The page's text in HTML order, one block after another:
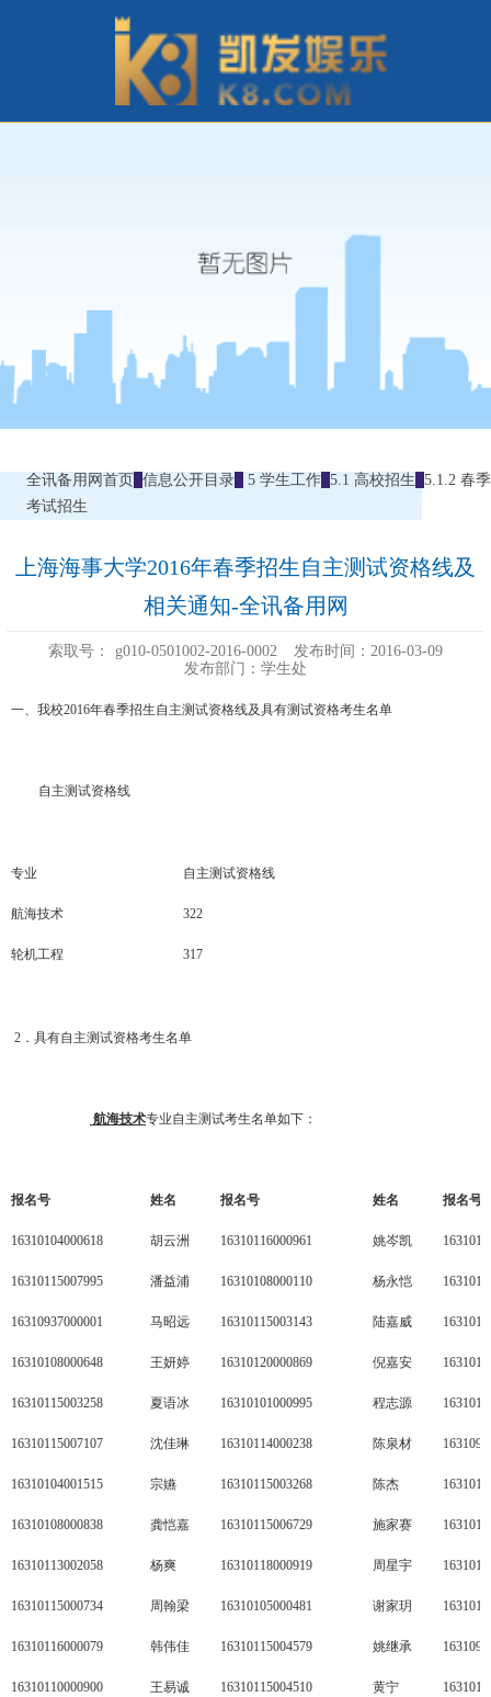
全讯备用网首页 信息公开目录 5 学生工作 5.1 高校招生 5.1.2 春季
考试招生
上海海事大学2016年春季招生自主测试资格线及
相关通知-全讯备用网
索取号： g010-0501002-2016-0002
发布时间：2016-03-09
发布部门：学生处
一、我校2016年春季招生自主测试资格线及具有测试资格考生名单
自主测试资格线
专业 自主测试资格线
航海技术 322
轮机工程 317
2．具有自主测试资格考生名单
航海技术专业自主测试考生名单如下：
报名号 姓名 报名号 姓名 报名号
16310104000618 胡云洲 16310116000961 姚岑凯
16310115007995 潘益浦 16310108000110 杨永恺
16310937000001 马昭远 16310115003143 陆嘉威
16310108000648 王妍婷 16310120000869 倪嘉安
16310115003258 夏语冰 16310101000995 程志源
16310115007107 沈佳琳 16310114000238 陈泉材
16310104001515 宗嬿 16310115003268 陈杰
16310108000838 龚恺嘉 16310115006729 施家赛
16310113002058 杨爽 16310118000919 周星宇
16310115000734 周翰梁 16310105000481 谢家玥
16310116000079 韩伟佳 16310115004579 姚继承
16310110000900 王易诚 16310115004510 黄宁